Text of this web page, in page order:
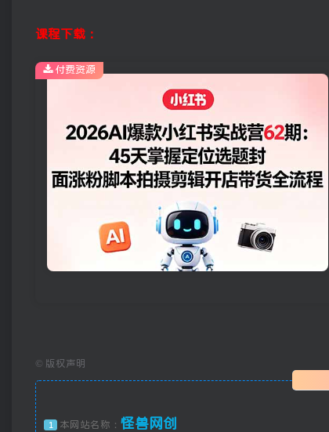
课程下载：
付费资源
© 版权声明
1 本网站名称： 怪兽网创